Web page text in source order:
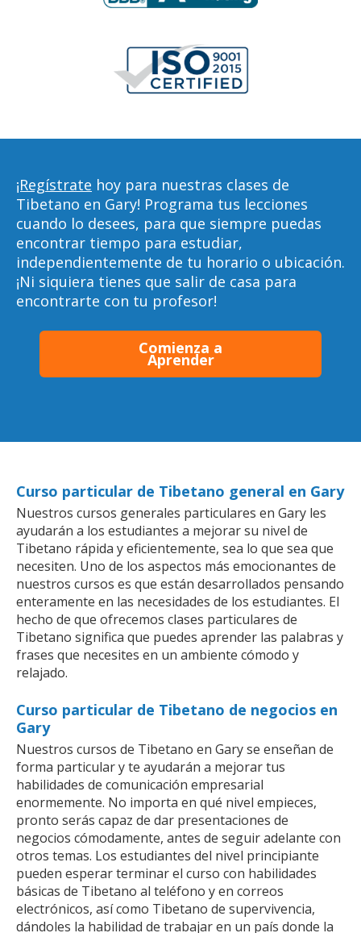
¡Regístrate hoy para nuestras clases de
Tibetano en Gary! Programa tus lecciones
cuando lo desees, para que siempre puedas
encontrar tiempo para estudiar,
independientemente de tu horario o ubicación.
¡Ni siquiera tienes que salir de casa para
encontrarte con tu profesor!
Comienza a
Aprender
Curso particular de Tibetano general en Gary
Nuestros cursos generales particulares en Gary les
ayudarán a los estudiantes a mejorar su nivel de
Tibetano rápida y eficientemente, sea lo que sea que
necesiten. Uno de los aspectos más emocionantes de
nuestros cursos es que están desarrollados pensando
enteramente en las necesidades de los estudiantes. El
hecho de que ofrecemos clases particulares de
Tibetano significa que puedes aprender las palabras y
frases que necesites en un ambiente cómodo y
relajado.
Curso particular de Tibetano de negocios en
Gary
Nuestros cursos de Tibetano en Gary se enseñan de
forma particular y te ayudarán a mejorar tus
habilidades de comunicación empresarial
enormemente. No importa en qué nivel empieces,
pronto serás capaz de dar presentaciones de
negocios cómodamente, antes de seguir adelante con
otros temas. Los estudiantes del nivel principiante
pueden esperar terminar el curso con habilidades
básicas de Tibetano al teléfono y en correos
electrónicos, así como Tibetano de supervivencia,
dándoles la habilidad de trabajar en un país donde la